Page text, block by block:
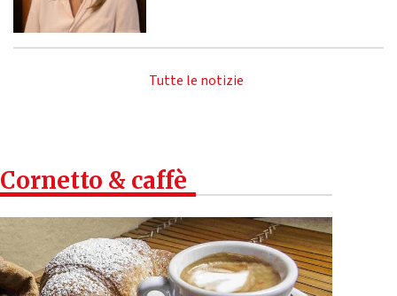
Tutte le notizie
Cornetto & caffè